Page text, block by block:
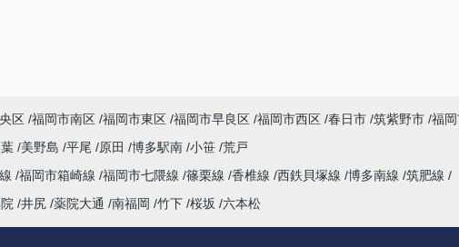
区 福岡市南区 福岡市東区 福岡市早良区 福岡市西区 春日市 筑紫野市 福
美野島 平尾 原田 博多駅南 小笹 荒戸
福岡市箱崎線 福岡市七隈線 篠栗線 香椎線 西鉄貝塚線 博多南線 筑肥線
井尻 薬院大通 南福岡 竹下 桜坂 六本松